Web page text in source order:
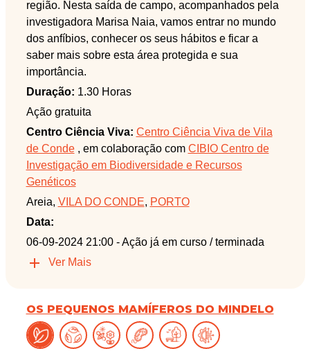
região. Nesta saída de campo, acompanhados pela
investigadora Marisa Naia, vamos entrar no mundo
dos anfíbios, conhecer os seus hábitos e ficar a
saber mais sobre esta área protegida e sua
importância.
Duração: 1.30 Horas
Ação gratuita
Centro Ciência Viva: Centro Ciência Viva de Vila
de Conde, em colaboração com CIBIO Centro de
Investigação em Biodiversidade e Recursos
Genéticos
Areia, VILA DO CONDE, PORTO
Data:
06-09-2024 21:00 - Ação já em curso / terminada
Ver Mais
OS PEQUENOS MAMÍFEROS DO MINDELO